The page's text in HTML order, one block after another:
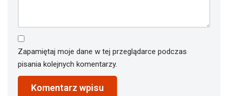
Zapamiętaj moje dane w tej przeglądarce podczas
pisania kolejnych komentarzy.